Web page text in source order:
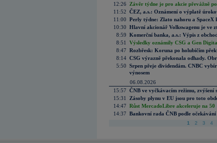
12:26
Závěr týdne je pro akcie převážně
11:52 ČEZ, a.s.: Oznámení o výplatě
11:00 Perly týdne: Zlato nahoru a SpaceX
10:30 Hlavní akcionář Volkswagenu je ve
8:59 Komerční banka, a.s.: Výpis z
8:51
Výsledky oznámily CSG a Gen
8:47 Rozbřesk: Koruna po holubičím
8:14 CSG výrazně překonala odhady.
5:50 Srpen přeje dividendám. CNBC
výnosem
06.08.2026
15:57 ČNB ve vyčkávacím režimu, zvýšení
15:31
Zásoby plynu v EU jsou pro toto
14:47 Růst MercadoLibre akceleruje na
14:37 Bankovní rada ČNB podle
1 2 3 4